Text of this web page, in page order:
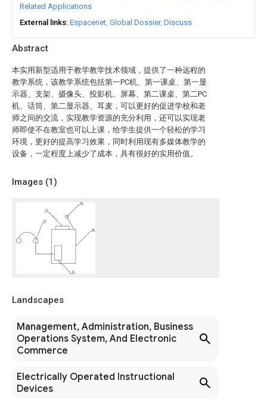
Abstract
本实用新型适用于教学教学技术领域，提供了一种远程的
教学系统，该教学系统包括第一PC机、第一课桌、第一显
示器、支架、摄像头、投影机、屏幕、第二课桌、第二PC
机、话筒、第二显示器、耳麦，可以更好的促进学校和老
师之间的交流，实现教学资源的充分利用，还可以实现老
师即使不在教室也可以上课，给学生提供一个轻松的学习
环境，更好的提高学习效果，同时利用现有多媒体教学的
设备，一定程度上减少了成本，具有很好的实用价值。
Images (1)
Landscapes
Management, Administration, Business
Operations System, And Electronic
Commerce
Electrically Operated Instructional
Devices
Related Applications
External links Espacenet Global Dossier Discuss